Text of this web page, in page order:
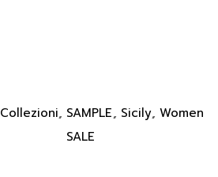
Collezioni, SAMPLE
SALE
, Sicily, Women